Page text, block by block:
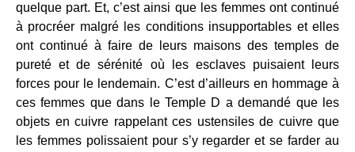
quelque part. Et, c’est ainsi que les femmes ont continué
à procréer malgré les conditions insupportables et elles
ont continué à faire de leurs maisons des temples de
pureté et de sérénité où les esclaves puisaient leurs
forces pour le lendemain. C’est d’ailleurs en hommage à
ces femmes que dans le Temple D a demandé que les
objets en cuivre rappelant ces ustensiles de cuivre que
les femmes polissaient pour s’y regarder et se farder au